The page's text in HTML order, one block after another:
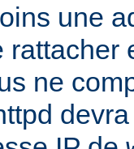
une
rattacher
ne